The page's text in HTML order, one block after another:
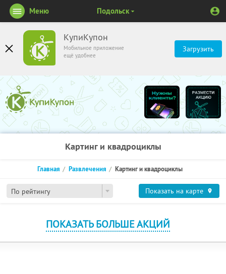
КупиКупон
Мобильное приложение
ещё удобнее
Загрузить
Меню Подольск
Картинг и квадроциклы
По рейтингу
Главная Развлечения Картинг и квадроциклы
Показать на карте
ПОКАЗАТЬ БОЛЬШЕ АКЦИЙ